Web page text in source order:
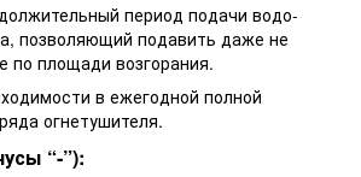
период подачи водо-
позволяющий подавить даже не
по площади возгорания.
в ежегодной полной
огнетушителя.
“-”):